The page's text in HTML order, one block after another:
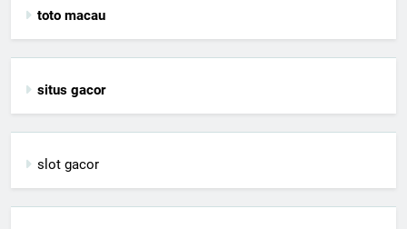
toto macau
situs gacor
slot gacor